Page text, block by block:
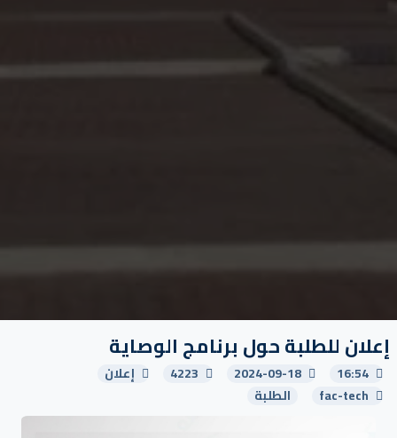
إعلان للطلبة حول برنامج الوصاية
16:54
2024-09-18
4223
إعلان
fac-tech
الطلبة